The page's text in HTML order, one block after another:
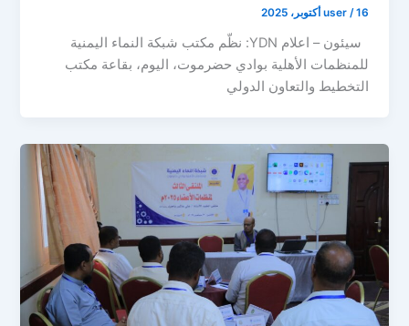
user /16 أكتوبر، 2025
سيئون – اعلام YDN: نظّم مكتب شبكة النماء اليمنية
للمنظمات الأهلية بوادي حضرموت، اليوم، بقاعة مكتب
التخطيط والتعاون الدولي